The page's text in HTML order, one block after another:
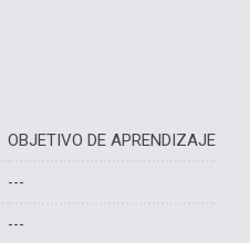
OBJETIVO DE APRENDIZAJE
---
---